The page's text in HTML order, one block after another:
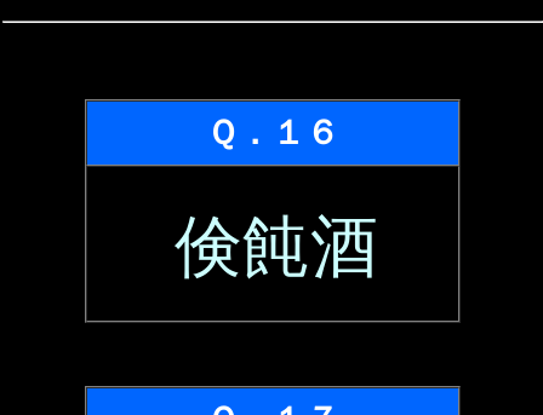
Ｑ．１６
倹飩酒